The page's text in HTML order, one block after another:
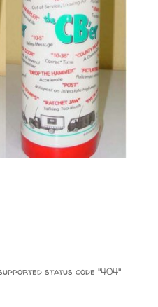
status code "404"